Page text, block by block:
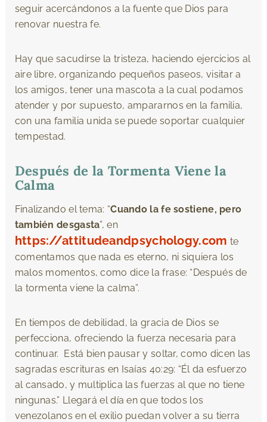
seguir acercándonos a la fuente que Dios para
renovar nuestra fe.
Hay que sacudirse la tristeza, haciendo ejercicios al
aire libre, organizando pequeños paseos, visitar a
los amigos, tener una mascota a la cual podamos
atender y por supuesto, ampararnos en la familia,
con una familia unida se puede soportar cualquier
tempestad.
Después de la Tormenta Viene la
Calma
Finalizando el tema: “Cuando la fe sostiene, pero
también desgasta”, en
https://attitudeandpsychology.com te
comentamos que nada es eterno, ni siquiera los
malos momentos, como dice la frase: “Después de
la tormenta viene la calma”.
En tiempos de debilidad, la gracia de Dios se
perfecciona, ofreciendo la fuerza necesaria para
continuar. Está bien pausar y soltar, como dicen las
sagradas escrituras en Isaías 40:29: “Él da esfuerzo
al cansado, y multiplica las fuerzas al que no tiene
ningunas.” Llegará el día en que todos los
venezolanos en el exilio puedan volver a su tierra